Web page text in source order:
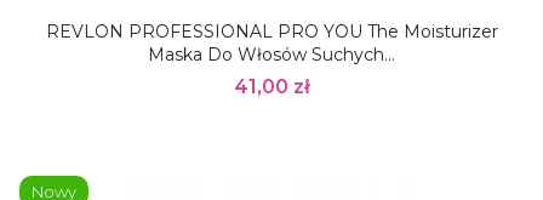
REVLON PROFESSIONAL PRO YOU The Moisturizer
Maska Do Włosów Suchych...
41,00 zł
Nowy